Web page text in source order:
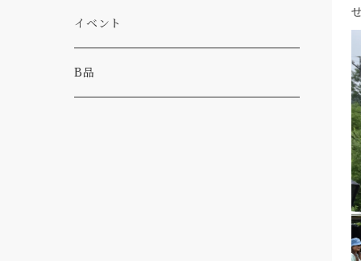
パーカー・トレーナー
カー
キャンプ
イベント
B品